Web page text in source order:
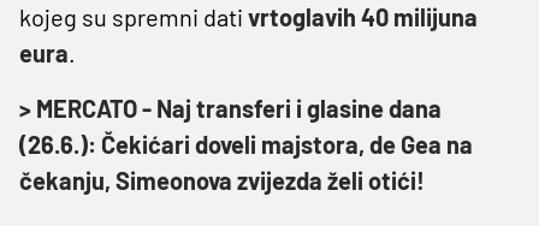
kojeg su spremni dati vrtoglavih 40 milijuna
eura.
> MERCATO - Naj transferi i glasine dana
(26.6.): Čekićari doveli majstora, de Gea na
čekanju, Simeonova zvijezda želi otići!